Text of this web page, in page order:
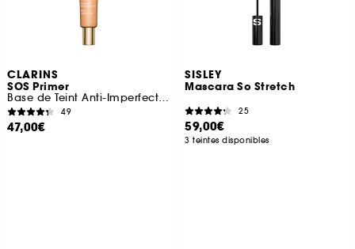
CLARINS
SOS Primer
Base de Teint Anti-Imperfections
49
47,00€
SISLEY
Mascara So Stretch
25
59,00€
3 teintes disponibles